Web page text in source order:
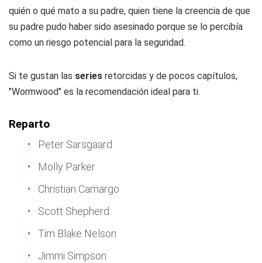
quién o qué mato a su padre, quien tiene la creencia de que
su padre pudo haber sido asesinado porque se lo percibía
como un riesgo potencial para la seguridad.
Si te gustan las series retorcidas y de pocos capítulos,
"Wormwood" es la recomendación ideal para ti.
Reparto
Peter Sarsgaard
Molly Parker
Christian Camargo
Scott Shepherd
Tim Blake Nelson
Jimmi Simpson